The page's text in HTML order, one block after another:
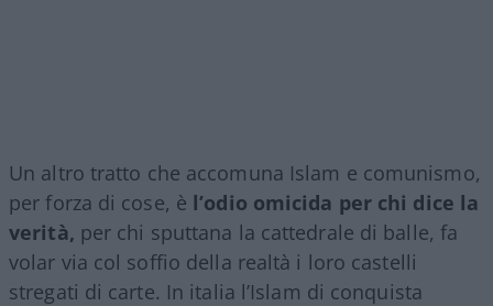
Un altro tratto che accomuna Islam e comunismo,
per forza di cose, è l’odio omicida per chi dice la
verità, per chi sputtana la cattedrale di balle, fa
volar via col soffio della realtà i loro castelli
stregati di carte. In italia l’Islam di conquista